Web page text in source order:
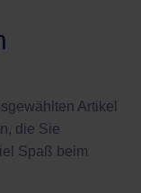
Artikel
die Sie
Spaß beim